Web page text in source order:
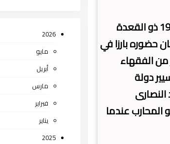
أبو الوليد محمد بن أحمد بن رشد القرطبي المشهور بابن رشد الجد (مواليد 450 هـ / 1058م - توفي 19 ذو القعدة
كان حضوره بارزا في
الفقهاء
دولة
النصارى
عندما
2026
مايو
أبريل
مارس
فبراير
يناير
2025